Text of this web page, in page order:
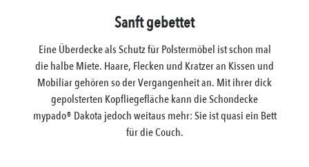
Sanft gebettet
Eine Überdecke als Schutz für Polstermöbel ist schon mal
die halbe Miete. Haare, Flecken und Kratzer an Kissen und
Mobiliar gehören so der Vergangenheit an. Mit ihrer dick
gepolsterten Kopfliegefläche kann die Schondecke
mypado® Dakota jedoch weitaus mehr: Sie ist quasi ein Bett
für die Couch.